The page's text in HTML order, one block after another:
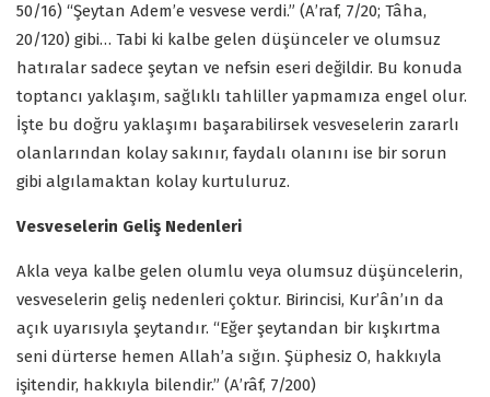
50/16) “Şeytan Adem’e vesvese verdi.” (A’raf, 7/20; Tâha,
20/120) gibi… Tabi ki kalbe gelen düşünceler ve olumsuz
hatıralar sadece şeytan ve nefsin eseri değildir. Bu konuda
toptancı yaklaşım, sağlıklı tahliller yapmamıza engel olur.
İşte bu doğru yaklaşımı başarabilirsek vesveselerin zararlı
olanlarından kolay sakınır, faydalı olanını ise bir sorun
gibi algılamaktan kolay kurtuluruz.
Vesveselerin Geliş Nedenleri
Akla veya kalbe gelen olumlu veya olumsuz düşüncelerin,
vesveselerin geliş nedenleri çoktur. Birincisi, Kur’ân’ın da
açık uyarısıyla şeytandır. “Eğer şeytandan bir kışkırtma
seni dürterse hemen Allah’a sığın. Şüphesiz O, hakkıyla
işitendir, hakkıyla bilendir.” (A’râf, 7/200)